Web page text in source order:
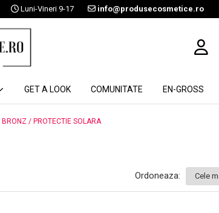
Luni-Vineri 9-17 info@produsecosmetice.ro
GET A LOOK COMUNITATE EN-GROSS
BRONZ / PROTECTIE SOLARA
Ordoneaza: